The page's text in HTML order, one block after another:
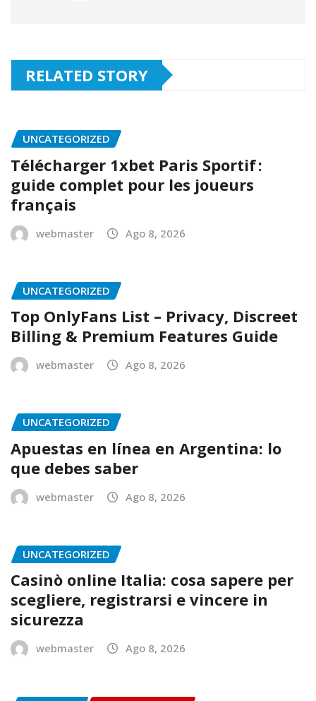
RELATED STORY
UNCATEGORIZED
Télécharger 1xbet Paris Sportif :
guide complet pour les joueurs
français
webmaster Ago 8, 2026
UNCATEGORIZED
Top OnlyFans List – Privacy, Discreet
Billing & Premium Features Guide
webmaster Ago 8, 2026
UNCATEGORIZED
Apuestas en línea en Argentina: lo
que debes saber
webmaster Ago 8, 2026
UNCATEGORIZED
Casinò online Italia: cosa sapere per
scegliere, registrarsi e vincere in
sicurezza
webmaster Ago 8, 2026